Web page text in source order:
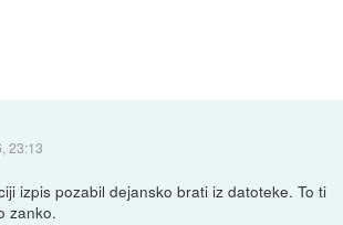
23:13
izpis pozabil dejansko brati iz datoteke. To ti
zanko.